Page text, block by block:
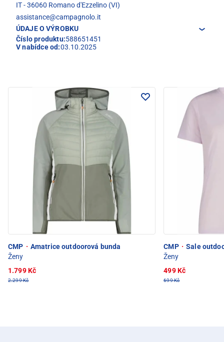
IT - 36060 Romano d'Ezzelino (VI)
assistance@campagnolo.it
ÚDAJE O VÝROBKU
Číslo produktu:588651451
V nabídce od:03.10.2025
CMP · Amatrice outdoorová bunda
Ženy
1.799 Kč
2.299 Kč
CMP · Sale
Ženy
499 Kč
699 Kč